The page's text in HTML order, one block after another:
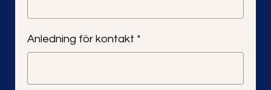
Anledning för kontakt *